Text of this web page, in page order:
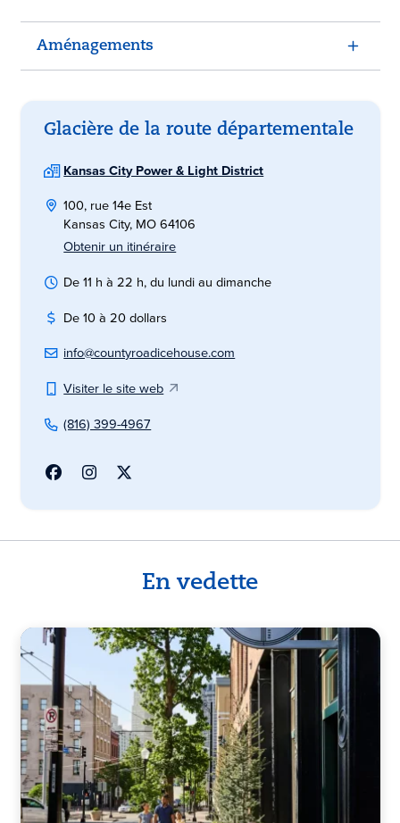
Aménagements
Glacière de la route départementale
Kansas City Power & Light District
100, rue 14e Est
Kansas City, MO 64106
Obtenir un itinéraire
De 11 h à 22 h, du lundi au dimanche
De 10 à 20 dollars
info@countyroadicehouse.com
Visiter le site web
(816) 399-4967
En vedette